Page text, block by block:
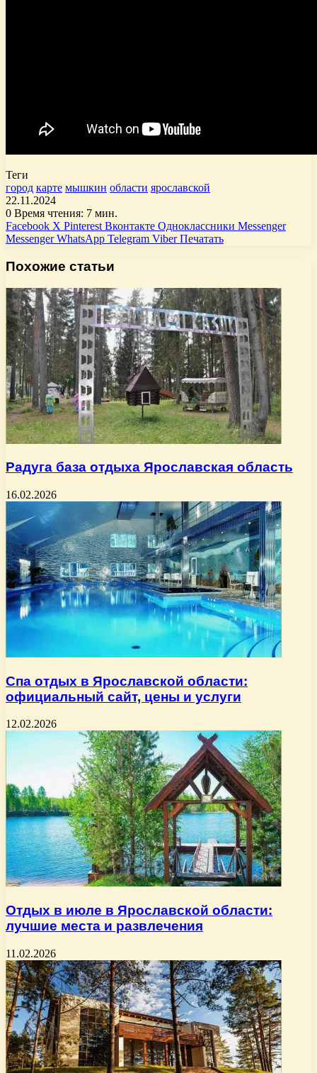
Теги
город карте мышкин области ярославской
22.11.2024
0 Время чтения: 7 мин.
Facebook X Pinterest Вконтакте Одноклассники Messenger
Messenger WhatsApp Telegram Viber Печатать
Похожие статьи
Радуга база отдыха Ярославская область
16.02.2026
Спа отдых в Ярославской области:
официальный сайт, цены и услуги
12.02.2026
Отдых в июле в Ярославской области:
лучшие места и развлечения
11.02.2026